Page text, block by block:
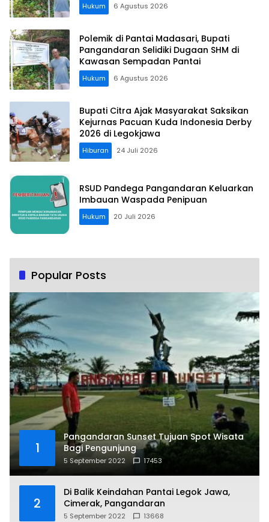
Hukum 6 Agustus 2026
Polemik di Pantai Madasari, Bupati
Pangandaran Selidiki Dugaan SHM di
Kawasan Sempadan Pantai
Hukum 6 Agustus 2026
Bupati Citra Ajak Masyarakat Saksikan
Kejurnas Pacuan Kuda Indonesia Derby
2026 di Legokjawa
Hiburan 24 Juli 2026
RSUD Pandega Pangandaran Keluarkan
Imbauan Waspada Penipuan
Hukum 20 Juli 2026
Popular Posts
1
Pangandaran Sunset Tujuan Spot Wisata
Bagi Pengunjung
5 September 2022 17453
2
Di Balik Keindahan Pantai Legok Jawa,
Cimerak, Pangandaran
5 September 2022 13668